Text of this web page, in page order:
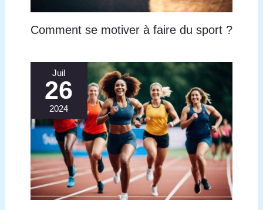
Comment se motiver à faire du sport ?
Juil
26
2024